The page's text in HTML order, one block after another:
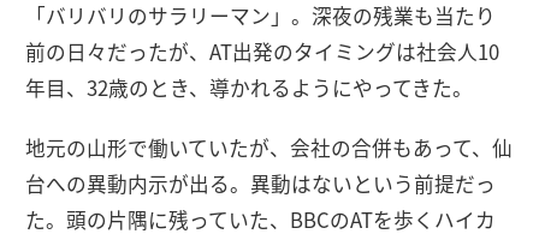
「バリバリのサラリーマン」。深夜の残業も当たり
前の日々だったが、AT出発のタイミングは社会人10
年目、32歳のとき、導かれるようにやってきた。
地元の山形で働いていたが、会社の合併もあって、仙
台への異動内示が出る。異動はないという前提だっ
た。頭の片隅に残っていた、BBCのATを歩くハイカ